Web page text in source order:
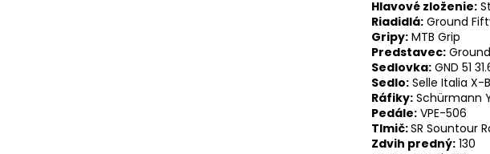
Hlavové zloženie:
Riadidlá: Ground
Gripy: MTB Grip
Predstavec:
Sedlovka: GND 51
Sedlo: Selle Italia X-
Ráfiky: Schürmann
Pedále: VPE-506
Tlmič:SR Sountour
Zdvih predný: 130